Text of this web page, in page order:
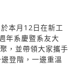
本月12日在新工
年系慶暨系友大
，並帶領大家攜手
登階，一邊重溫